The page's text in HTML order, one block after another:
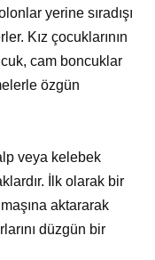
yerine sıradışı
Kız çocuklarının
cam boncuklar
özgün
veya kelebek
İlk olarak bir
aktararak
düzgün bir